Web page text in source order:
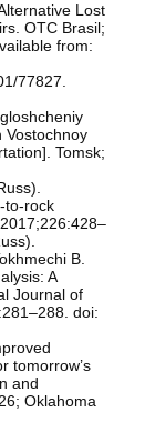
Lost
OTC Brasil;
from:
77827.
Vostochnoy
Tomsk;
to-rock
B.
A
Journal of
doi:
tomorrow’s
and
Oklahoma